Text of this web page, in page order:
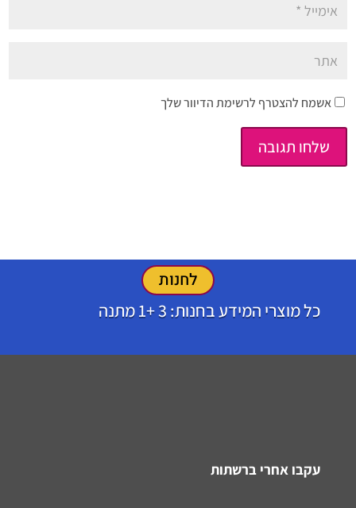
אשמח להצטרף לרשימת הדיוור שלך
לחנות
כל מוצרי המידע בחנות: 3 +1 מתנה
עקבו אחרי ברשתות